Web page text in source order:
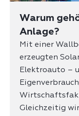
Warum
Anlage?
Mit einer
erzeugten
Elektroauto –
Gleichzeitig